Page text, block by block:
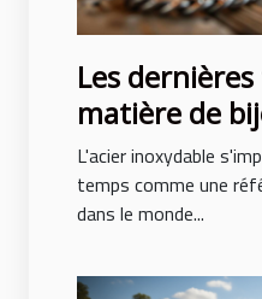
Les
matière de
inoxydable
L'acier inoxydable
temps comme une
dans le monde...